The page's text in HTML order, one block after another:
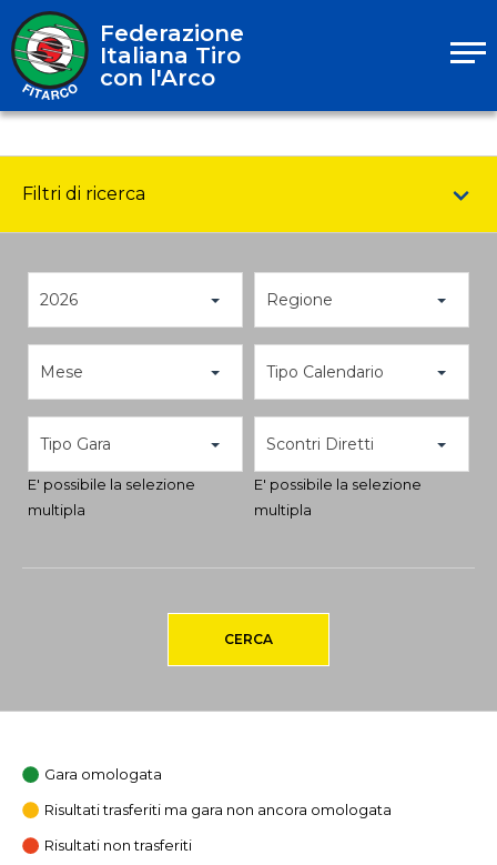
Federazione
Italiana Tiro
con l'Arco
Filtri di ricerca
2026 Regione
Mese Tipo Calendario
Tipo Gara
E' possibile la selezione
multipla
Scontri Diretti
E' possibile la selezione
multipla
CERCA
Gara omologata
Risultati trasferiti ma gara non ancora omologata
Risultati non trasferiti